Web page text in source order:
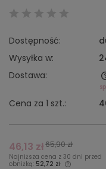
Dostępność:
Wysyłka w:
Dostawa:
Cena za 1 szt.:
46,13 zł65,90 zł
Najniższa cena z 30 dni przed
obniżką: 52,72 zł